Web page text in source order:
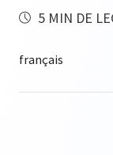
5 MIN DE